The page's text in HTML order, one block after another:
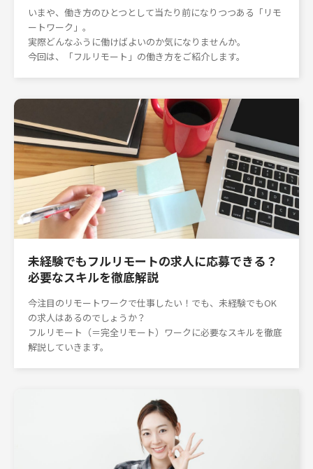
いまや、働き方のひとつとして当たり前になりつつある「リモ
ートワーク」。
実際どんなふうに働けばよいのか気になりませんか。
今回は、「フルリモート」の働き方をご紹介します。
未経験でもフルリモートの求人に応募できる？
必要なスキルを徹底解説
今注目のリモートワークで仕事したい！でも、未経験でもOK
の求人はあるのでしょうか？
フルリモート（＝完全リモート）ワークに必要なスキルを徹底
解説していきます。